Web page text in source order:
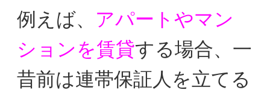
例えば、 アパートやマン
ションを賃貸する場合、 一
昔前は連帯保証人を立てる